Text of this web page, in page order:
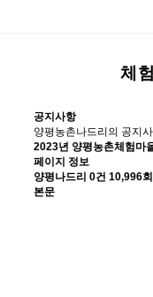
체
공지사항
양평농촌나드리의 공지
2023년 양평농촌체험마
페이지 정보
양평나드리 0건 10,996회
본문